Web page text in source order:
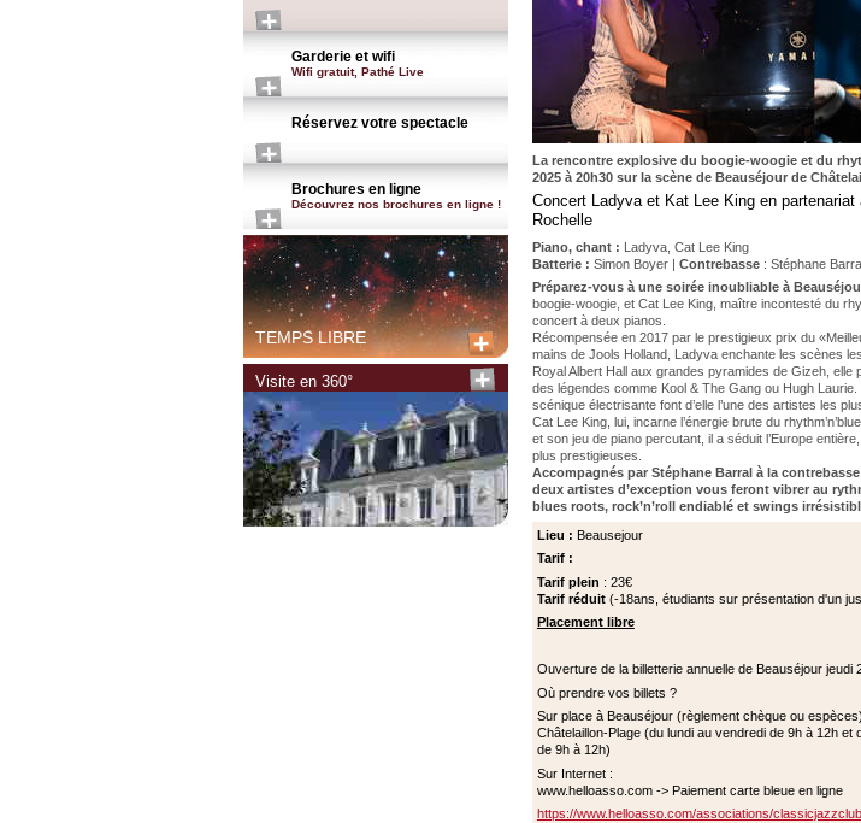
Garderie et wifi
Wifi gratuit, Pathé Live
Réservez votre spectacle
Brochures en ligne
Découvrez nos brochures en ligne !
TEMPS LIBRE
Visite en 360°
La rencontre explosive du boogie-woogie et du
2025 à 20h30 sur la scène de Beauséjour de
Concert Ladyva et Kat Lee King en
Rochelle
Piano, chant : Ladyva, Cat Lee King
Batterie : Simon Boyer | Contrebasse : Stéphane
Préparez-vous à une soirée inoubliable à
boogie-woogie, et Cat Lee King, maître incontesté du
concert à deux pianos.
Récompensée en 2017 par le prestigieux prix du
mains de Jools Holland, Ladyva enchante les scènes
Royal Albert Hall aux grandes pyramides de Gizeh, elle
des légendes comme Kool & The Gang ou Hugh
scénique électrisante font d’elle l’une des artistes les
Cat Lee King, lui, incarne l’énergie brute du
et son jeu de piano percutant, il a séduit l’Europe
plus prestigieuses.
Accompagnés par Stéphane Barral à la
deux artistes d’exception vous feront vibrer au
blues roots, rock’n’roll endiablé et swings
Lieu : Beausejour
Tarif :
Tarif plein : 23€
Tarif réduit (-18ans, étudiants sur présentation d'un
Placement libre
Ouverture de la billetterie annuelle de Beauséjour jeudi
Où prendre vos billets ?
Sur place à Beauséjour (règlement chèque ou
Châtelaillon-Plage (du lundi au vendredi de 9h à 12h et
de 9h à 12h)
Sur Internet :
www.helloasso.com -> Paiement carte bleue en ligne
https://www.helloasso.com/associations/